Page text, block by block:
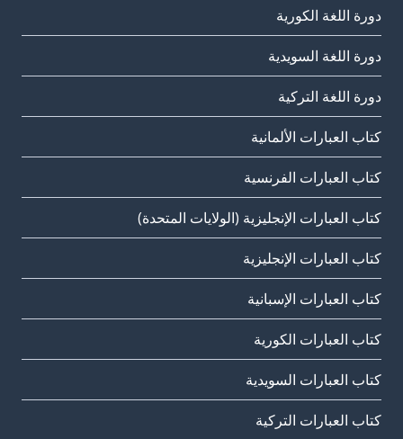
دورة اللغة الكورية
دورة اللغة السويدية
دورة اللغة التركية
كتاب العبارات الألمانية
كتاب العبارات الفرنسية
كتاب العبارات الإنجليزية (الولايات المتحدة)
كتاب العبارات الإنجليزية
كتاب العبارات الإسبانية
كتاب العبارات الكورية
كتاب العبارات السويدية
كتاب العبارات التركية